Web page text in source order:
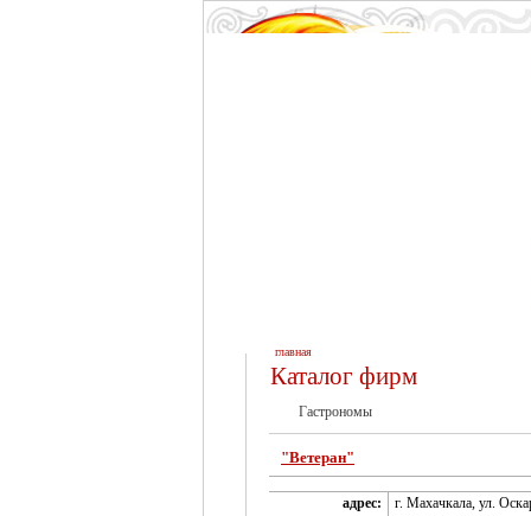
главная
Каталог фирм
Гастрономы
"Ветеран"
адрес:
г. Махачкала, ул.